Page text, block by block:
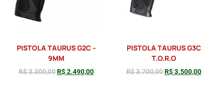
PISTOLA TAURUS G2C –
9MM
R$3.300,00R$2.490,00
PISTOLA TAURUS G3C
T.O.R.O
R$3.700,00R$3.500,00